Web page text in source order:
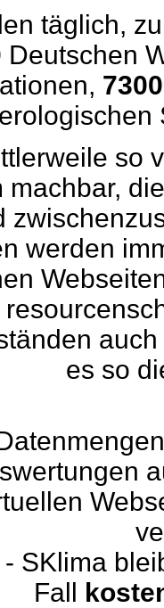
täglich,
Deutschen
7300
so
machbar,
werden
es so
SKlima
Fall